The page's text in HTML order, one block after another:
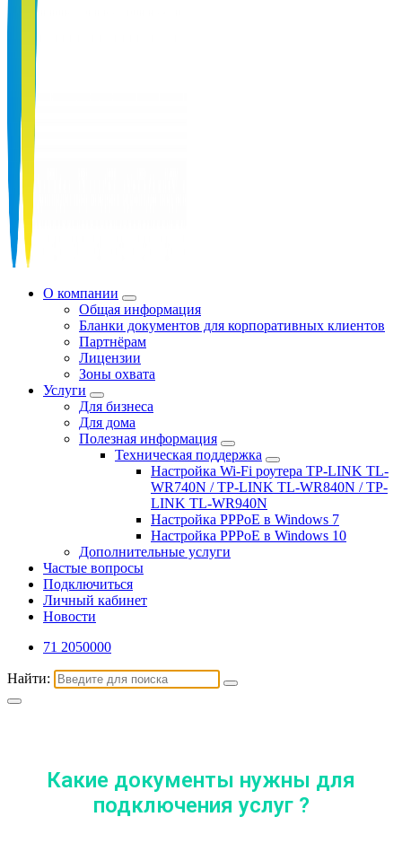
О компании
Общая информация
Бланки документов для корпоративных клиентов
Партнёрам
Лицензии
Зоны охвата
Услуги
Для бизнеса
Для дома
Полезная информация
Техническая поддержка
Настройка Wi-Fi роутера TP-LINK TL-
WR740N / TP-LINK TL-WR840N / TP-
LINK TL-WR940N
Настройка PPPoE в Windows 7
Настройка PPPoE в Windows 10
Дополнительные услуги
Частые вопросы
Подключиться
Личный кабинет
Новости
71 2050000
Найти:
Какие документы нужны для
подключения услуг ?